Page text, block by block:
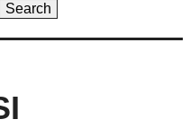
Search